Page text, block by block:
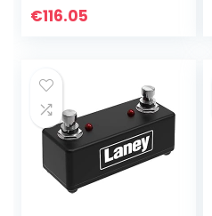
naartoe te nemen
€116.05